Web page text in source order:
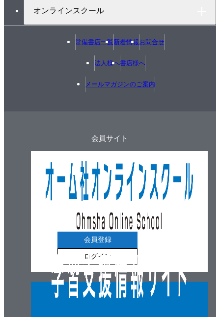
オンラインスクール
常備書店一覧新着情報お問合せ
法人様へ書店様へ
メールマガジンのご案内
会員サイト
会員登録
ログイン